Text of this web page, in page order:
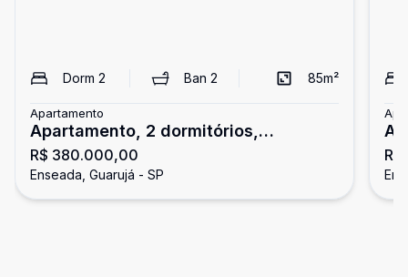
Dorm 2 Ban2 85m²
Apartamento
Apartamento, 2 dormitórios,
Enseada, Guarujá
R$ 380.000,00
Enseada, Guarujá - SP